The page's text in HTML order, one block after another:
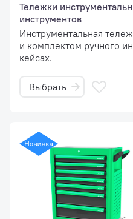
Тележки
инструментов
Инструментальная
и комплектом ручного
кейсах.
Выбрать